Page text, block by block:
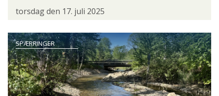
BEGYNDER EKSPERT JUNIORER
KVINDER LYSTFISKER MED ET HANDICAP
PENSIONISTER UNGDOM ØVET
torsdag den 17. juli 2025
SPÆRRINGER